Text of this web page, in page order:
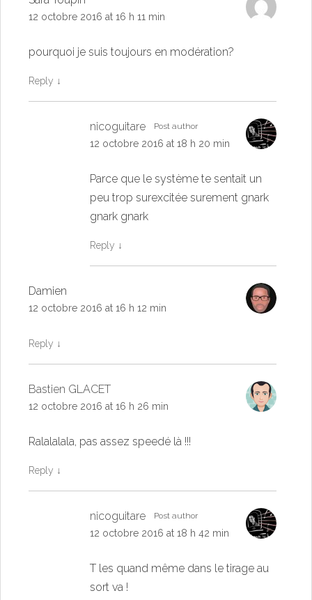
12 octobre 2016 at 16 h 11 min
pourquoi je suis toujours en modération?
Reply ↓
nicoguitare Post author
12 octobre 2016 at 18 h 20 min
Parce que le système te sentait un
peu trop surexcitée surement gnark
gnark gnark
Reply ↓
Damien
12 octobre 2016 at 16 h 12 min
Reply ↓
Bastien GLACET
12 octobre 2016 at 16 h 26 min
Ralalalala, pas assez speedé là !!!
Reply ↓
nicoguitare Post author
12 octobre 2016 at 18 h 42 min
T les quand même dans le tirage au
sort va !